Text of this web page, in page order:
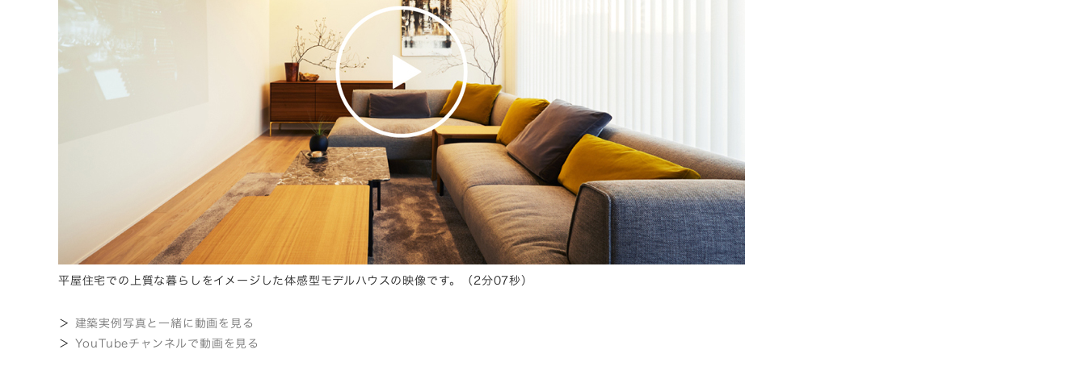
平屋住宅での上質な暮らしをイメージした体感型モデルハウスの映像です。（2分07秒）
＞ 建築実例写真と一緒に動画を見る
＞ YouTubeチャンネルで動画を見る